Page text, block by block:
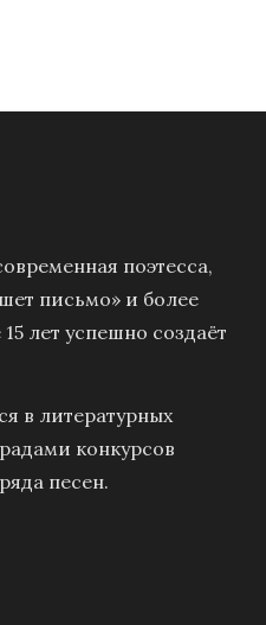
поэтесса,
письмо» и более
лет успешно создаёт
в литературных
конкурсов
песен.